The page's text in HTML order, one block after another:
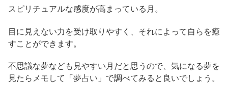
スピリチュアルな感度が高まっている月。
目に見えない力を受け取りやすく、それによって自らを癒
すことができます。
不思議な夢なども見やすい月だと思うので、気になる夢を
見たらメモして「夢占い」で調べてみると良いでしょう。